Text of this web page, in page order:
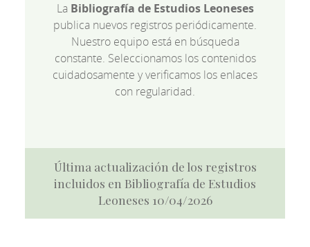
La Bibliografía de Estudios Leoneses
publica nuevos registros periódicamente.
Nuestro equipo está en búsqueda
constante. Seleccionamos los contenidos
cuidadosamente y verificamos los enlaces
con regularidad.
Última actualización de los registros
incluidos en Bibliografía de Estudios
Leoneses 10/04/2026